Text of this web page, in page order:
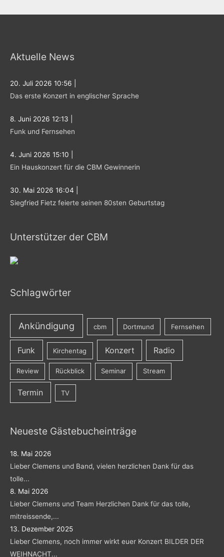
h
n
c
h
Aktuelle News
20. Juli 2026 10:56
Das erste Konzert in englischer Sprache
8. Juni 2026 12:13
Funk und Fernsehen
4. Juni 2026 15:10
Ein Hauskonzert für die CBM Gewinnerin
30. Mai 2026 16:04
Siegfried Fietz feierte seinen 80sten Geburtstag
Unterstützer der CBM
Schlagwörter
Ankündigung cbm Dortmund Fernsehen
Funk Kirchentag Konzert Radio
Review Rückblick Seminar Stream
Termin TV
Neueste Gästebucheinträge
18. Mai 2026
Lieber Clemens und Band, vielen herzlichen Dank für das
tolle...
8. Mai 2026
Lieber Clemens und Team Herzlichen Dank für das tolle,
mitreissende,...
13. Dezember 2025
Lieber Clemens, noch immer wirkt euer Konzert BILDER DER
WEIHNACHT...